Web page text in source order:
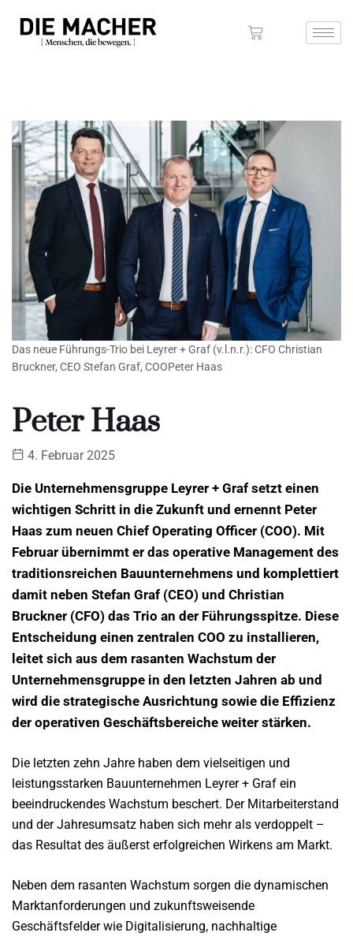
Das neue Führungs-Trio bei Leyrer + Graf (v.l.n.r.): CFO Christian
Bruckner, CEO Stefan Graf, COOPeter Haas
Peter Haas
4. Februar 2025
Die Unternehmensgruppe Leyrer + Graf setzt einen
wichtigen Schritt in die Zukunft und ernennt Peter
Haas zum neuen Chief Operating Officer (COO). Mit
Februar übernimmt er das operative Management des
traditionsreichen Bauunternehmens und komplettiert
damit neben Stefan Graf (CEO) und Christian
Bruckner (CFO) das Trio an der Führungsspitze. Diese
Entscheidung einen zentralen COO zu installieren,
leitet sich aus dem rasanten Wachstum der
Unternehmensgruppe in den letzten Jahren ab und
wird die strategische Ausrichtung sowie die Effizienz
der operativen Geschäftsbereiche weiter stärken.
Die letzten zehn Jahre haben dem vielseitigen und
leistungsstarken Bauunternehmen Leyrer + Graf ein
beeindruckendes Wachstum beschert. Der Mitarbeiterstand
und der Jahresumsatz haben sich mehr als verdoppelt –
das Resultat des äußerst erfolgreichen Wirkens am Markt.
Neben dem rasanten Wachstum sorgen die dynamischen
Marktanforderungen und zukunftsweisende
Geschäftsfelder wie Digitalisierung, nachhaltige